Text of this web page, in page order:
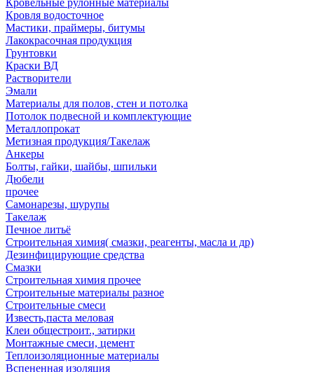
Кровельные рулонные материалы
Кровля водосточное
Мастики, праймеры, битумы
Лакокрасочная продукция
Грунтовки
Краски ВД
Растворители
Эмали
Материалы для полов, стен и потолка
Потолок подвесной и комплектующие
Металлопрокат
Метизная продукция/Такелаж
Анкеры
Болты, гайки, шайбы, шпильки
Дюбели
прочее
Самонарезы, шурупы
Такелаж
Печное литьё
Строительная химия( смазки, реагенты, масла и др)
Дезинфицирующие средства
Смазки
Строительная химия прочее
Строительные материалы разное
Строительные смеси
Известь,паста меловая
Клеи общестроит., затирки
Монтажные смеси, цемент
Теплоизоляционные материалы
Вспененная изоляция